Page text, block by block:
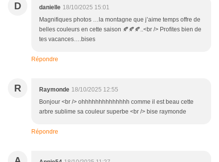
D danielle 18/10/2025 15:01
Magnifiques photos …la montagne que j’aime temps offre de
belles couleurs en cette saison 🍂🍂🍂..<br /> Profites bien de
tes vacances….bises
Répondre
R Raymonde 18/10/2025 12:55
Bonjour <br /> ohhhhhhhhhhhhhh comme il est beau cette
arbre sublime sa couleur superbe <br /> bise raymonde
Répondre